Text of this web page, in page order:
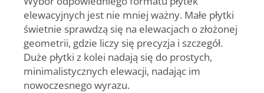
elewacyjnych jest nie mniej ważny. Małe płytki
świetnie sprawdzą się na elewacjach o złożonej
geometrii, gdzie liczy się precyzja i szczegół.
Duże płytki z kolei nadają się do prostych,
minimalistycznych elewacji, nadając im
nowoczesnego wyrazu.